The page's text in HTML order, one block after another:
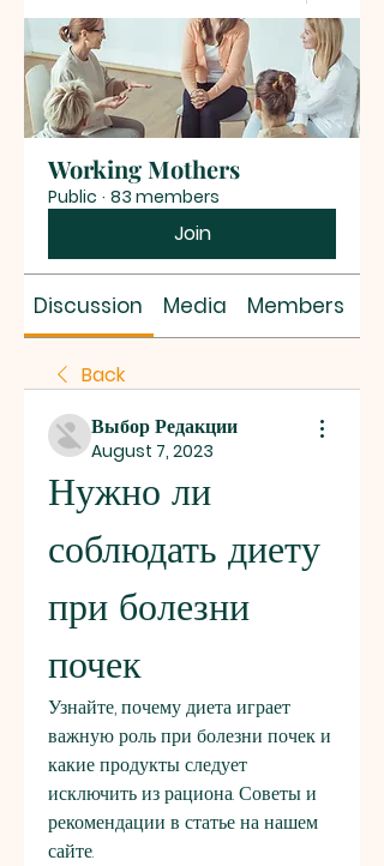
Working Mothers
Public · 83 members
Join
Discussion Media Members
Back
Выбор Редакции
August 7, 2023
Нужно ли
соблюдать диету
при болезни
почек
Узнайте, почему диета играет
важную роль при болезни почек и
какие продукты следует
исключить из рациона. Советы и
рекомендации в статье на нашем
сайте.